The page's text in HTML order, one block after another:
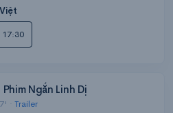
17:30
Ngắn Linh Dị
· Trailer